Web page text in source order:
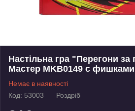
Настільна гра "Перегони
Мастер MKB0149 с фишками
Немає в наявності
Код: 53003
Роздріб